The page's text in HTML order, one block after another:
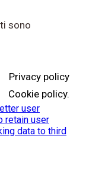
sono
Privacy policy
Cookie policy.
user
retain user
data to third